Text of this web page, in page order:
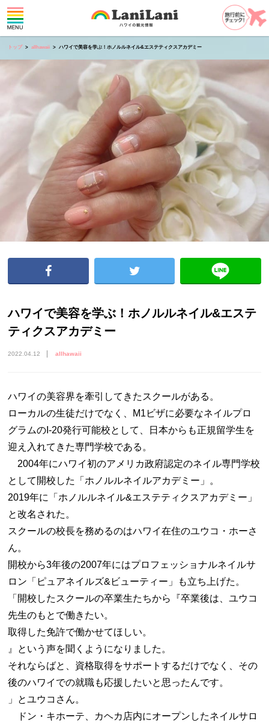
トップ allhawaii ハワイで美容を学ぶ！ホノルルネイル&エステティクスアカデミー
ハワイで美容を学ぶ！ホノルルネイル&エステ
ティクスアカデミー
2022.04.12 allhawaii
ハワイの美容界を牽引してきたスクールがある。
ローカルの生徒だけでなく、M1ビザに必要なネイルプロ
グラムのI-20発行可能校として、日本からも正規留学生を
迎え入れてきた専門学校である。
2004年にハワイ初のアメリカ政府認定のネイル専門学校
として開校した「ホノルルネイルアカデミー」。
2019年に「ホノルルネイル&エステティクスアカデミー」
と改名された。
スクールの校長を務めるのはハワイ在住のユウコ・ホーさ
ん。
開校から3年後の2007年にはプロフェッショナルネイルサ
ロン「ピュアネイルズ&ビューティー」も立ち上げた。
「開校したスクールの卒業生たちから『卒業後は、ユウコ
先生のもとで働きたい。
取得した免許で働かせてほしい。
』という声を聞くようになりました。
それならばと、資格取得をサポートするだけでなく、その
後のハワイでの就職も応援したいと思ったんです。
」とユウコさん。
ドン・キホーテ、カヘカ店内にオープンしたネイルサロ